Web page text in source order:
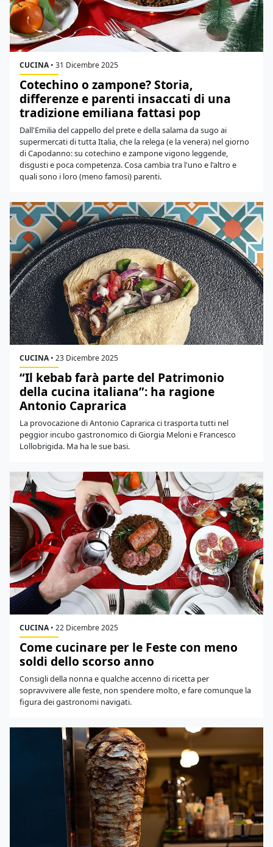
CUCINA• 31 Dicembre 2025
Cotechino o zampone? Storia,
differenze e parenti insaccati di una
tradizione emiliana fattasi pop
Dall'Emilia del cappello del prete e della salama da sugo ai
supermercati di tutta Italia, che la relega (e la venera) nel giorno
di Capodanno: su cotechino e zampone vigono leggende,
disgusti e poca competenza. Cosa cambia tra l'uno e l'altro e
quali sono i loro (meno famosi) parenti.
CUCINA• 23 Dicembre 2025
“Il kebab farà parte del Patrimonio
della cucina italiana”: ha ragione
Antonio Caprarica
La provocazione di Antonio Caprarica ci trasporta tutti nel
peggior incubo gastronomico di Giorgia Meloni e Francesco
Lollobrigida. Ma ha le sue basi.
CUCINA• 22 Dicembre 2025
Come cucinare per le Feste con meno
soldi dello scorso anno
Consigli della nonna e qualche accenno di ricetta per
sopravvivere alle feste, non spendere molto, e fare comunque la
figura dei gastronomi navigati.